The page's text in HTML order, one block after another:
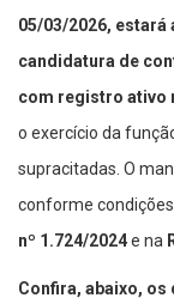
05/03/2026,
candidatura de
com registro ativo
o exercício da
supracitadas. O
conforme
nº 1.724/2024e na
Confira, abaixo,